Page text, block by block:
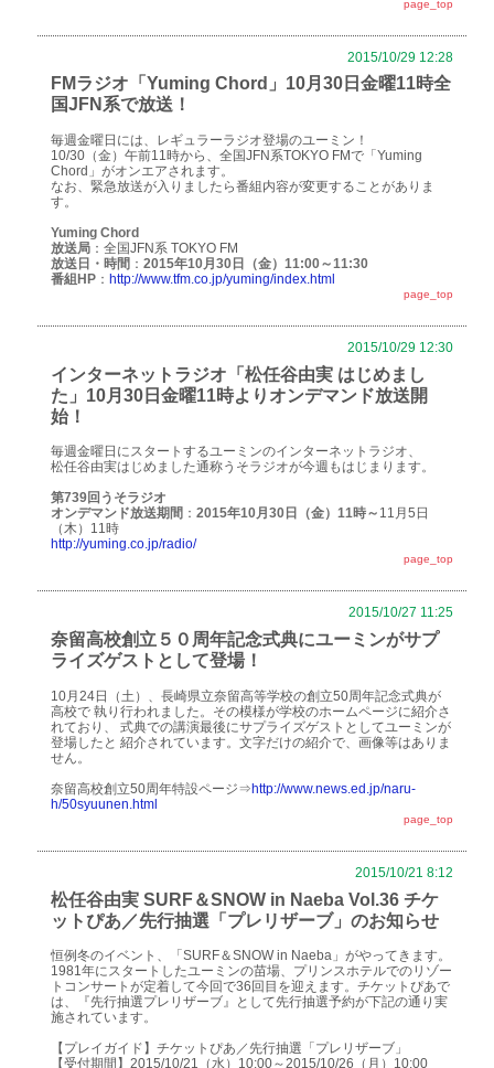
page_top
2015/10/29 12:28
FMラジオ「Yuming Chord」10月30日金曜11時全
国JFN系で放送！
毎週金曜日には、レギュラーラジオ登場のユーミン！
10/30（金）午前11時から、全国JFN系TOKYO FMで「Yuming
Chord」がオンエアされます。
なお、緊急放送が入りましたら番組内容が変更することがありま
す。
Yuming Chord
放送局：全国JFN系 TOKYO FM
放送日・時間 ： 2015年10月30日（金）11:00～11:30
番組HP： http://www.tfm.co.jp/yuming/index.html
page_top
2015/10/29 12:30
インターネットラジオ「松任谷由実 はじめまし
た」10月30日金曜11時よりオンデマンド放送開
始！
毎週金曜日にスタートするユーミンのインターネットラジオ、
松任谷由実はじめました通称うそラジオが今週もはじまります。
第739回うそラジオ
オンデマンド放送期間 ： 2015年10月30日（金）11時～ 11月5日
（木）11時
http://yuming.co.jp/radio/
page_top
2015/10/27 11:25
奈留高校創立５０周年記念式典にユーミンがサプ
ライズゲストとして登場！
10月24日（土）、長崎県立奈留高等学校の創立50周年記念式典が
高校で 執り行われました。その模様が学校のホームページに紹介さ
れており、 式典での講演最後にサプライズゲストとしてユーミンが
登場したと 紹介されています。文字だけの紹介で、画像等はありま
せん。
奈留高校創立50周年特設ページ⇒http://www.news.ed.jp/naru-
h/50syuunen.html
page_top
2015/10/21 8:12
松任谷由実 SURF＆SNOW in Naeba Vol.36 チケ
ットぴあ／先行抽選「プレリザーブ」のお知らせ
恒例冬のイベント、「SURF＆SNOW in Naeba」がやってきます。
1981年にスタートしたユーミンの苗場、プリンスホテルでのリゾー
トコンサートが定着して今回で36回目を迎えます。チケットぴあで
は、『先行抽選プレリザーブ』として先行抽選予約が下記の通り実
施されています。
【プレイガイド】チケットぴあ／先行抽選「プレリザーブ」
【受付期間】2015/10/21（水）10:00～2015/10/26（月）10:00